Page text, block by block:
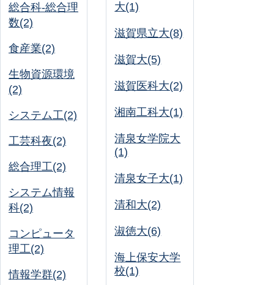
総合科-総合理
数(2)
食産業(2)
生物資源環境
(2)
システム工(2)
工芸科夜(2)
総合理工(2)
システム情報
科(2)
コンピュータ
理工(2)
情報学群(2)
大(1)
滋賀県立大(8)
滋賀大(5)
滋賀医科大(2)
湘南工科大(1)
清泉女学院大
(1)
清泉女子大(1)
清和大(2)
淑徳大(6)
海上保安大学
校(1)